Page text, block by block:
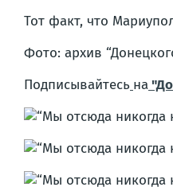
Тот факт, что
Фото: архив
Подписывайтесь на